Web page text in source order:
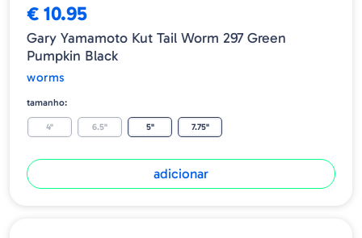
€ 10.95
Gary Yamamoto Kut Tail Worm 297 Green
Pumpkin Black
worms
tamanho:
4" 6.5" 5" 7.75"
adicionar